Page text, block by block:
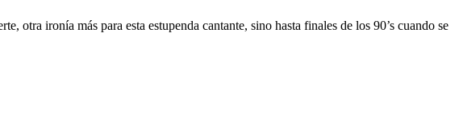
otra ironía más para esta estupenda cantante, sino hasta finales de los 90’s cuando se